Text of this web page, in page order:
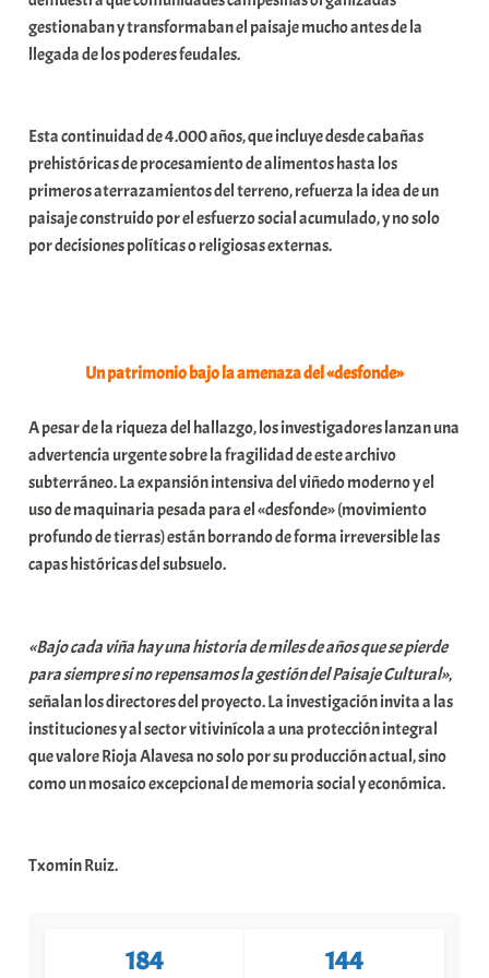
gestionaban y transformaban el paisaje mucho antes de la
llegada de los poderes feudales.
Esta continuidad de 4.000 años, que incluye desde cabañas
prehistóricas de procesamiento de alimentos hasta los
primeros aterrazamientos del terreno, refuerza la idea de un
paisaje construido por el esfuerzo social acumulado, y no solo
por decisiones políticas o religiosas externas.
Un patrimonio bajo la amenaza del «desfonde»
A pesar de la riqueza del hallazgo, los investigadores lanzan una
advertencia urgente sobre la fragilidad de este archivo
subterráneo. La expansión intensiva del viñedo moderno y el
uso de maquinaria pesada para el «desfonde» (movimiento
profundo de tierras) están borrando de forma irreversible las
capas históricas del subsuelo.
«Bajo cada viña hay una historia de miles de años que se pierde
para siempre si no repensamos la gestión del Paisaje Cultural»,
señalan los directores del proyecto. La investigación invita a las
instituciones y al sector vitivinícola a una protección integral
que valore Rioja Alavesa no solo por su producción actual, sino
como un mosaico excepcional de memoria social y económica.
Txomin Ruiz.
184 144